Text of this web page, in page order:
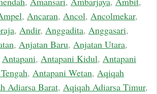
, Ancaran, Ancol, Ancolmekar,
, Andir, Anggadita, Anggasari,
, Anjatan Baru, Anjatan Utara,
Antapani, Antapani Kidul, Antapani
, Antapani Wetan, Aqiqah
Adiarsa Barat, Aqiqah Adiarsa Timur,